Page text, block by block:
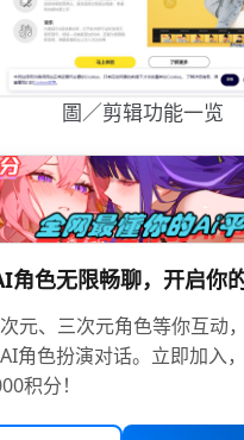
圖／剪辑功能一览
角色无限畅聊，开启你
元、三次元角色等你互动
角色扮演对话。立即加入
积分！